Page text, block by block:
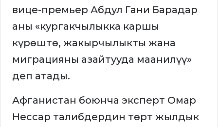
вице-премьер Абдул Гани Барадар
аны «кургакчылыкка каршы
күрөштө, жакырчылыкты жана
миграцияны азайтууда маанилүү»
деп атады.
Афганистан боюнча эксперт Омар
Нессар талибдердин төрт жылдык